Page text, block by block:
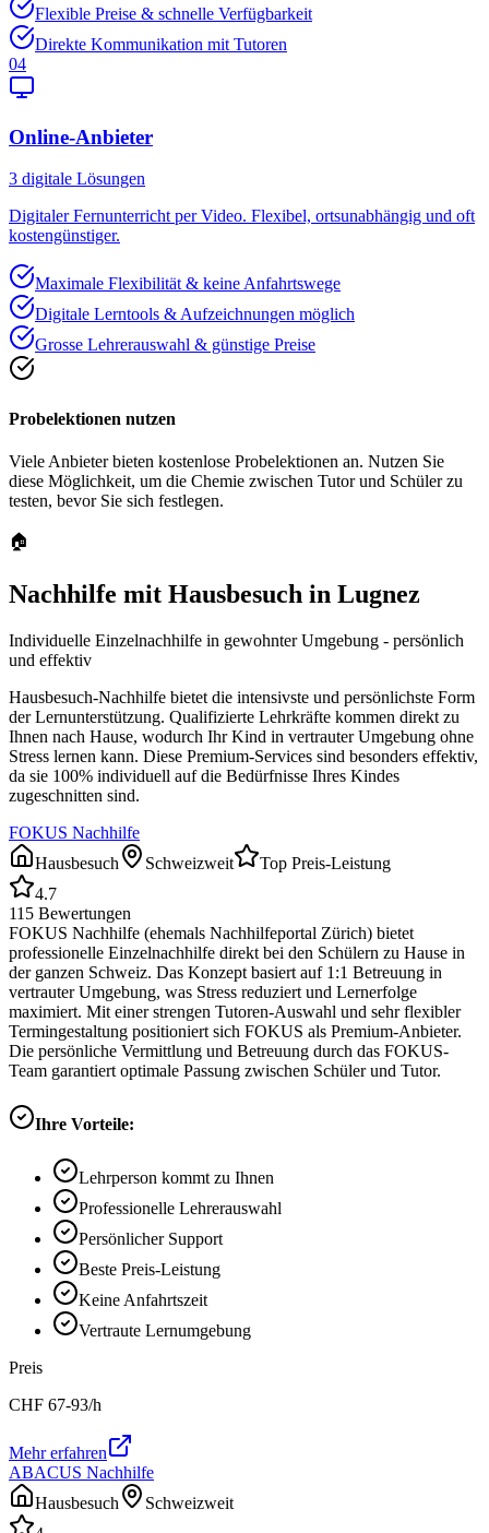
Flexible Preise & schnelle Verfügbarkeit
Direkte Kommunikation mit Tutoren
04
Online-Anbieter
3 digitale Lösungen
Digitaler Fernunterricht per Video. Flexibel, ortsunabhängig und oft
kostengünstiger.
Maximale Flexibilität & keine Anfahrtswege
Digitale Lerntools & Aufzeichnungen möglich
Grosse Lehrerauswahl & günstige Preise
Probelektionen nutzen
Viele Anbieter bieten kostenlose Probelektionen an. Nutzen Sie
diese Möglichkeit, um die Chemie zwischen Tutor und Schüler zu
testen, bevor Sie sich festlegen.
🏠
Nachhilfe mit Hausbesuch in Lugnez
Individuelle Einzelnachhilfe in gewohnter Umgebung - persönlich
und effektiv
Hausbesuch-Nachhilfe bietet die intensivste und persönlichste Form
der Lernunterstützung. Qualifizierte Lehrkräfte kommen direkt zu
Ihnen nach Hause, wodurch Ihr Kind in vertrauter Umgebung ohne
Stress lernen kann. Diese Premium-Services sind besonders effektiv,
da sie 100% individuell auf die Bedürfnisse Ihres Kindes
zugeschnitten sind.
FOKUS Nachhilfe
Hausbesuch
Schweizweit
Top Preis-Leistung
4.7
115 Bewertungen
FOKUS Nachhilfe (ehemals Nachhilfeportal Zürich) bietet
professionelle Einzelnachhilfe direkt bei den Schülern zu Hause in
der ganzen Schweiz. Das Konzept basiert auf 1:1 Betreuung in
vertrauter Umgebung, was Stress reduziert und Lernerfolge
maximiert. Mit einer strengen Tutoren-Auswahl und sehr flexibler
Termingestaltung positioniert sich FOKUS als Premium-Anbieter.
Die persönliche Vermittlung und Betreuung durch das FOKUS-
Team garantiert optimale Passung zwischen Schüler und Tutor.
Ihre Vorteile:
Lehrperson kommt zu Ihnen
Professionelle Lehrerauswahl
Persönlicher Support
Beste Preis-Leistung
Keine Anfahrtszeit
Vertraute Lernumgebung
Preis
CHF 67-93/h
Mehr erfahren
ABACUS Nachhilfe
Hausbesuch
Schweizweit